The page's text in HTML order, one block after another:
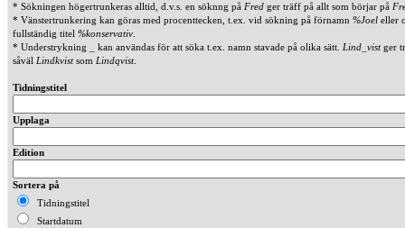
* Sökningen högertrunkeras alltid, d.v.s. en söknng på Fred ger träff på allt som börjar på
* Vänstertrunkering kan göras med procenttecken, t.ex. vid sökning på förnamn %Joel eller
fullständig titel %konservativ
* Understrykning _ kan användas för att söka t.ex. namn stavade på olika sätt. Lind_vistger
såväl Lindkvistsom Lindqvist.
Tidningstitel
Upplaga
Edition
Sortera på
Tidningstitel
Startdatum